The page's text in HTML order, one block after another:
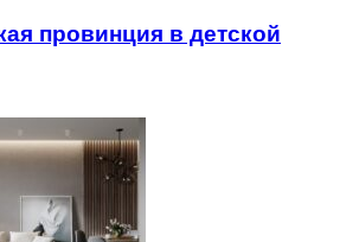
провинция в детской